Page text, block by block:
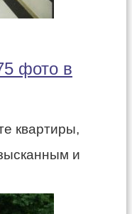
фото в
квартиры,
и